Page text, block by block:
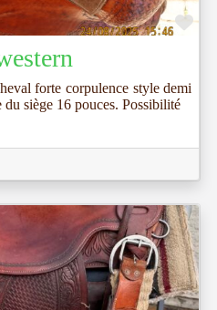
forte corpulence style demi
siège 16 pouces. Possibilité